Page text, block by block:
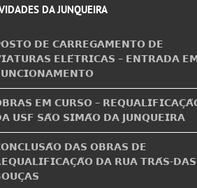
DA JUNQUEIRA
𝗗𝗘 𝗖𝗔𝗥𝗥𝗘𝗚𝗔𝗠𝗘𝗡𝗧𝗢 𝗗𝗘
𝗘𝗟𝗘́𝗧𝗥𝗜𝗖𝗔𝗦 – 𝗘𝗡𝗧𝗥𝗔𝗗𝗔
𝗘𝗠 𝗖𝗨𝗥𝗦𝗢 –
𝗨𝗦𝗙 𝗦𝗔̃𝗢 𝗦𝗜𝗠𝗔̃𝗢 𝗗𝗔 𝗝𝗨𝗡𝗤𝗨𝗘𝗜𝗥𝗔
𝗗𝗔𝗦 𝗢𝗕𝗥𝗔𝗦 𝗗𝗘
𝗗𝗔 𝗥𝗨𝗔 𝗧𝗥𝗔́𝗦-